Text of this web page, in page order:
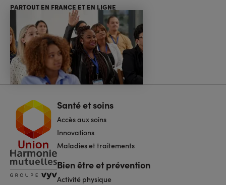
PARTOUT EN FRANCE ET EN LIGNE
Navigation
de
page
Santé et soins
Accès aux soins
Innovations
Maladies et traitements
Bien être et prévention
Activité physique